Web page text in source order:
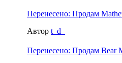
Перенесено: Продам
Автор t_d_
Перенесено: Продам Bear